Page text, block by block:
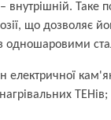
Таке
що дозволяє
одношаровими
електричної
ТЕНів;